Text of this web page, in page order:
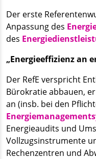
Der erste
Anpassung des
des
„Energieeffizienz an
Der RefE verspricht
Bürokratie abbauen,
an (insb. bei den
Energieaudits und
Vollzugsinstrumente
Rechenzentren und